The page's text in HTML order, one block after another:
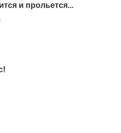
и прольется...